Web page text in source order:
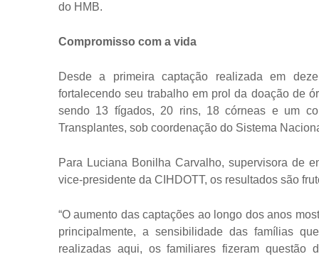
do HMB.
Compromisso com a vida
Desde a primeira captação realizada em
fortalecendo seu trabalho em prol da doação de
sendo 13 fígados, 20 rins, 18 córneas e um
Transplantes, sob coordenação do Sistema
Para Luciana Bonilha Carvalho, supervisora de
vice-presidente da CIHDOTT, os resultados são
“O aumento das captações ao longo dos anos
principalmente, a sensibilidade das famílias
realizadas aqui, os familiares fizeram questão